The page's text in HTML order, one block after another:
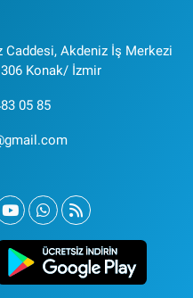
Akdeniz İş Merkezi
Konak/ İzmir
05 85